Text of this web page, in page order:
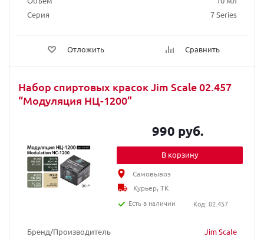
Серия
7 Series
Отложить Сравнить
Набор спиртовых красок Jim Scale 02.457
“Модуляция НЦ-1200”
Бренд/Производитель
Jim Scale
990 руб.
В корзину
Самовывоз
Курьер, ТК
Есть в наличии
Код: 02.457